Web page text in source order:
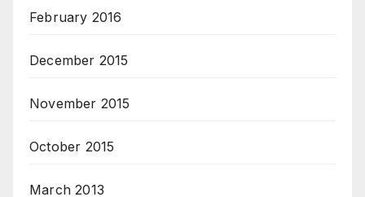
February 2016
December 2015
November 2015
October 2015
March 2013